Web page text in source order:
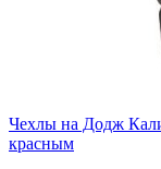
Чехлы на Додж
красным